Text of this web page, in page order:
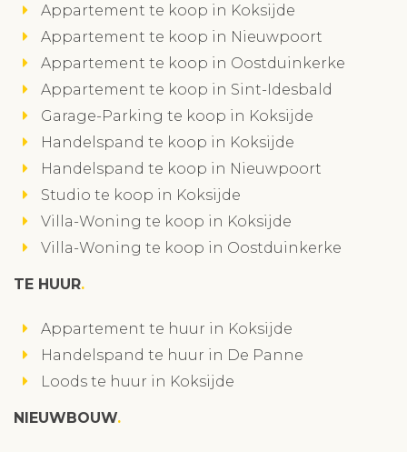
Appartement te koop in Koksijde
Appartement te koop in Nieuwpoort
Appartement te koop in Oostduinkerke
Appartement te koop in Sint-Idesbald
Garage-Parking te koop in Koksijde
Handelspand te koop in Koksijde
Handelspand te koop in Nieuwpoort
Studio te koop in Koksijde
Villa-Woning te koop in Koksijde
Villa-Woning te koop in Oostduinkerke
TE HUUR
Appartement te huur in Koksijde
Handelspand te huur in De Panne
Loods te huur in Koksijde
NIEUWBOUW